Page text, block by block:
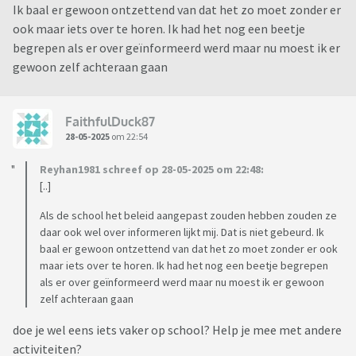
Ik baal er gewoon ontzettend van dat het zo moet zonder er
ook maar iets over te horen. Ik had het nog een beetje
begrepen als er over geïnformeerd werd maar nu moest ik er
gewoon zelf achteraan gaan
FaithfulDuck87
28-05-2025 om 22:54
Reyhan1981 schreef op 28-05-2025 om 22:48:
[..]
Als de school het beleid aangepast zouden hebben zouden ze
daar ook wel over informeren lijkt mij. Dat is niet gebeurd. Ik
baal er gewoon ontzettend van dat het zo moet zonder er ook
maar iets over te horen. Ik had het nog een beetje begrepen
als er over geïnformeerd werd maar nu moest ik er gewoon
zelf achteraan gaan
doe je wel eens iets vaker op school? Help je mee met andere
activiteiten?